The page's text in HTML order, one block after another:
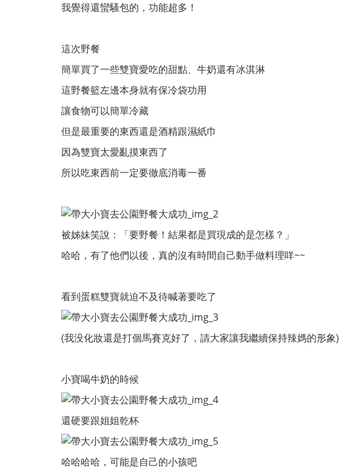
我覺得還蠻騷包的，功能超多！
這次野餐
簡單買了一些雙寶愛吃的甜點、牛奶還有冰淇淋
這野餐籃左邊本身就有保冷袋功用
讓食物可以簡單冷藏
但是最重要的東西還是酒精跟濕紙巾
因為雙寶太愛亂摸東西了
所以吃東西前一定要徹底消毒一番
被姊妹笑說：「要野餐！結果都是買現成的是怎樣？」
哈哈，有了他們以後，真的沒有時間自己動手做料理咩~~
看到蛋糕雙寶就迫不及待喊著要吃了
(我没化妝還是打個馬賽克好了，請大家讓我繼續保持辣媽的形象)
小寶喝牛奶的時候
還硬要跟姐姐乾杯
哈哈哈哈，可能是自己的小孩吧